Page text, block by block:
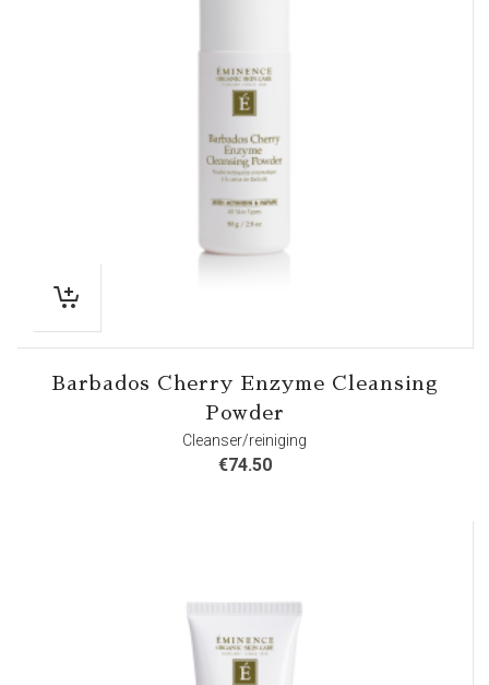
Barbados Cherry Enzyme Cleansing
Powder
Cleanser/reiniging
€74.50